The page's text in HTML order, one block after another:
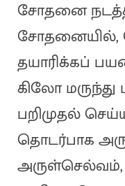
சோதனை
சோதனையில்,
தயாரிக்கப்
கிலோ மருந்து
பறிமுதல்
தொடர்பாக
அருள்செல்வம்,